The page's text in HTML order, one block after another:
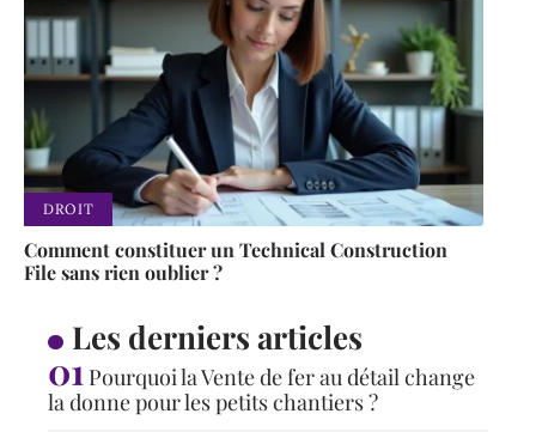
DROIT
Comment constituer un Technical Construction
File sans rien oublier ?
Les derniers articles
Pourquoi la Vente de fer au détail change
la donne pour les petits chantiers ?